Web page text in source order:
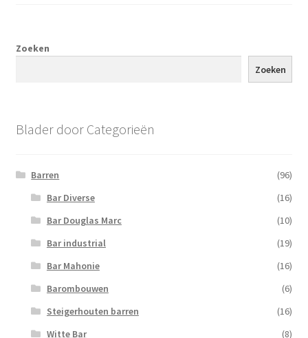
Zoeken
Zoeken
Blader door Categorieën
Barren
(96)
Bar Diverse
(16)
Bar Douglas Marc
(10)
Bar industrial
(19)
Bar Mahonie
(16)
Barombouwen
(6)
Steigerhouten barren
(16)
Witte Bar
(8)